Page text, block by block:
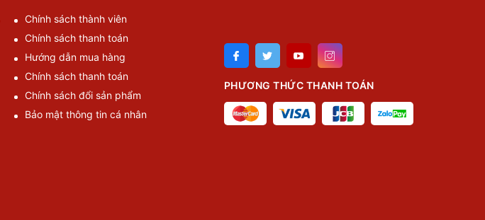
Chính sách thành viên
Chính sách thanh toán
Hướng dẫn mua hàng
Chính sách thanh toán
Chính sách đổi sản phẩm
Bảo mật thông tin cá nhân
PHƯƠNG THỨC THANH TOÁN